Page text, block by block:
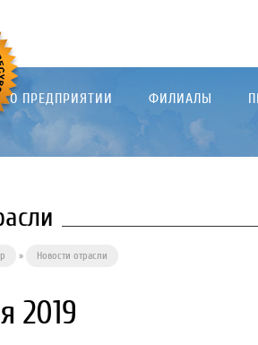
О ПРЕДПРИЯТИИ ФИЛИАЛЫ
» Новости отрасли
2019